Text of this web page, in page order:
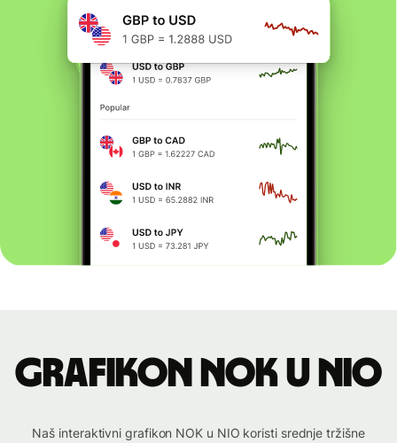
Grafikon NOK u NIO
Naš interaktivni grafikon NOK u NIO koristi srednje tržišne